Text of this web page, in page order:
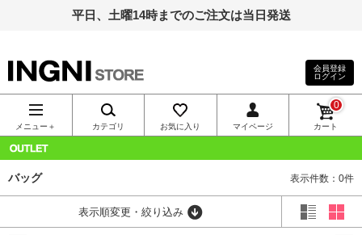
平日、土曜14時までのご注文は当日発送
INGNI（イン
グ）公式通
販｜INGNI
STORE
会員登録
ログイン
メニュー＋ カテゴリ お気に入り マイページ カート
0
バッグ 表示件数：0件
表示順変更・絞り込み